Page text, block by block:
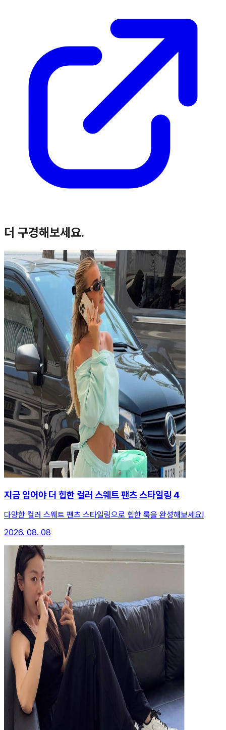
더 구경해보세요.
지금 입어야 더 힙한 컬러 스웨트 팬츠 스타일링 4
다양한 컬러 스웨트 팬츠 스타일링으로 힙한 룩을 완성해보세요!
2026. 08. 08